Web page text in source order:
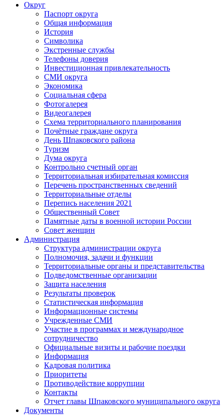
Округ
Паспорт округа
Общая информация
История
Символика
Экстренные службы
Телефоны доверия
Инвестиционная привлекательность
СМИ округа
Экономика
Социальная сфера
Фотогалерея
Видеогалерея
Схема территориального планирования
Почётные граждане округа
День Шпаковского района
Туризм
Дума округа
Контрольно счетный орган
Территориальная избирательная комиссия
Перечень пространственных сведений
Территориальные отделы
Перепись населения 2021
Общественный Совет
Памятные даты в военной истории России
Совет женщин
Администрация
Структура администрации округа
Полномочия, задачи и функции
Территориальные органы и представительства
Подведомственные организации
Защита населения
Результаты проверок
Статистическая информация
Информационные системы
Учрежденные СМИ
Участие в программах и международное
сотрудничество
Официальные визиты и рабочие поездки
Информация
Кадровая политика
Приоритеты
Противодействие коррупции
Контакты
Отчет главы Шпаковского муниципального округа
Документы